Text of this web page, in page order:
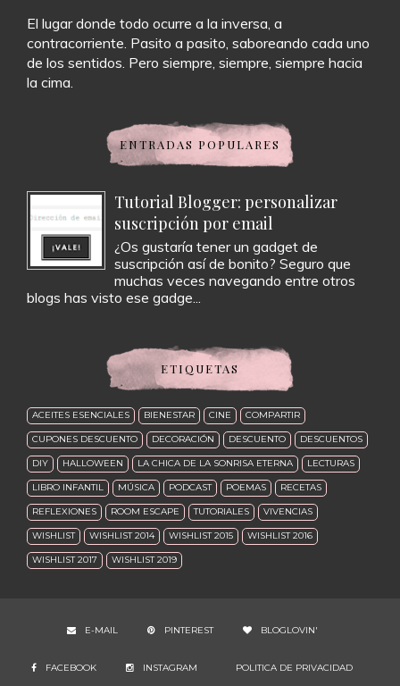
El lugar donde todo ocurre a la inversa, a
contracorriente. Pasito a pasito, saboreando cada uno
de los sentidos. Pero siempre, siempre, siempre hacia
la cima.
ENTRADAS POPULARES
Tutorial Blogger: personalizar
suscripción por email
¿Os gustaría tener un gadget de
suscripción así de bonito? Seguro que
muchas veces navegando entre otros
blogs has visto ese gadge...
ETIQUETAS
ACEITES ESENCIALES BIENESTAR CINE COMPARTIR
CUPONES DESCUENTO DECORACIÓN DESCUENTO DESCUENTOS
DIY HALLOWEEN LA CHICA DE LA SONRISA ETERNA LECTURAS
LIBRO INFANTIL MÚSICA PODCAST POEMAS RECETAS
REFLEXIONES ROOM ESCAPE TUTORIALES VIVENCIAS
WISHLIST WISHLIST 2014 WISHLIST 2015 WISHLIST 2016
WISHLIST 2017 WISHLIST 2019
E-MAIL PINTEREST BLOGLOVIN'
FACEBOOK INSTAGRAM POLITICA DE PRIVACIDAD